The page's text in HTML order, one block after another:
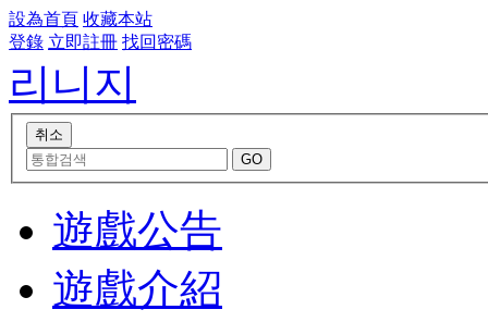
設為首頁 收藏本站
登錄 立即註冊 找回密碼
리니지
遊戲公告
遊戲介紹